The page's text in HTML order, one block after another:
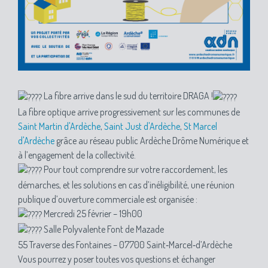
La fibre arrive dans le sud du territoire DRAGA !
La fibre optique arrive progressivement sur les communes de
Saint Martin d'Ardèche, Saint Just d'Ardèche, St Marcel
d'Ardèche grâce au réseau public Ardèche Drôme Numérique et
à l’engagement de la collectivité.
Pour tout comprendre sur votre raccordement, les
démarches, et les solutions en cas d’inéligibilité, une réunion
publique d’ouverture commerciale est organisée :
Mercredi 25 février – 19h00
Salle Polyvalente Font de Mazade
55 Traverse des Fontaines – 07700 Saint‑Marcel‑d’Ardèche
Vous pourrez y poser toutes vos questions et échanger